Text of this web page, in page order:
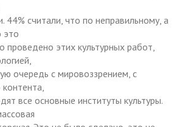
44% считали, что по неправильному, а
это
проведено этих культурных работ,
очередь с мировоззрением, с
все основные институты культуры.